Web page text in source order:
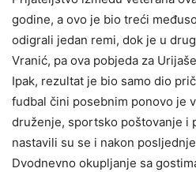
godine, a ovo je bio treći
odigrali jedan remi, dok je u
Vranić, pa ova pobjeda za
Ipak, rezultat je bio samo dio
fudbal čini posebnim ponovo je
druženje, sportsko poštovanje i
nastavili su se i nakon
Dvodnevno okupljanje sa